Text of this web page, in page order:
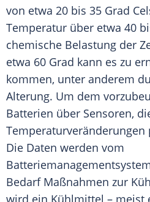
von etwa 20 bis 35 Grad
Temperatur über etwa 40
chemische Belastung der
etwa 60 Grad kann es zu
kommen, unter anderem
Alterung. Um dem
Batterien über Sensoren,
Temperaturveränderungen
Die Daten werden vom
Bedarf Maßnahmen zur